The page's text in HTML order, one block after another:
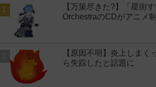
【万策尽きた?】「星街
OrchestraのCDがアニメ
【原因不明】炎上しま
ら失踪したと話題に